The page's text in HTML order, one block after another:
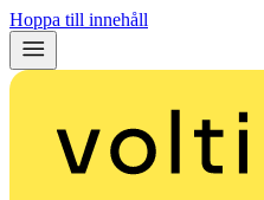
Hoppa till innehåll